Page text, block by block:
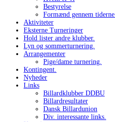
Bestyrelse
Formænd gennem tiderne.
Aktiviteter
Eksterne Turneringer
Hold lister andre klubber.
Lyn og sommerturnering.
Arrangementer
Pige/dame turnering.
Kontingent.
Nyheder
Links
Billardklubber DDBU
Billardresultater
Dansk Billardunion
Div. interessante links.